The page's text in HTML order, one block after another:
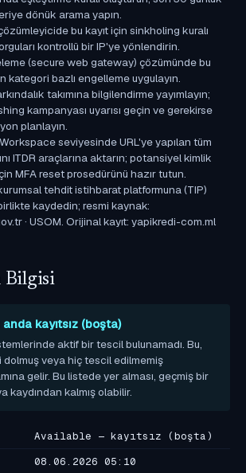
dönük arama yapın.
bu kayıt için sinkholing kuralı
kontrollü bir IP'ye yönlendirin.
(secure web gateway) çözümünde bu
kategori bazlı engelleme uygulayın.
takımına bilgilendirme yayımlayın;
kampanyası uyarısı geçin ve gerekirse
planlayın.
seviyesinde URL'ye yapılan tüm
ITDR araçlarına aktarın; potansiyel kimlik
MFA reset prosedürünü hazır tutun.
tehdit istihbarat platformuna (TIP)
kaydedin; resmi kaynak:
· USOM. Orijinal kayıt: yapikredi-com.ml
Bilgisi
kayıtsız (boşta)
aktif bir tescil bulunamadı. Bu,
dolmuş veya hiç tescil edilmemiş
gelir. Bu listede yer alması, geçmiş bir
kaydından kalmış olabilir.
Available — kayıtsız (boşta)
08.06.2026 05:10